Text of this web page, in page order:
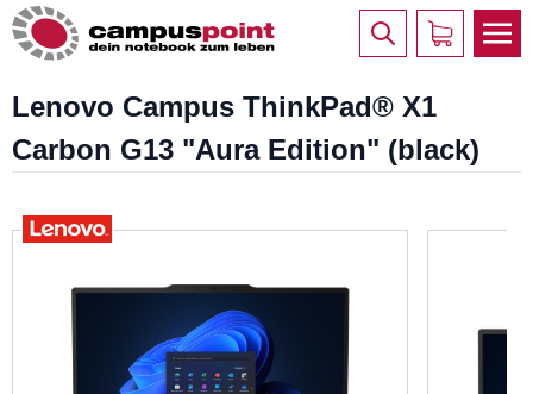
Lenovo Campus ThinkPad® X1
Carbon G13 "Aura Edition" (black)